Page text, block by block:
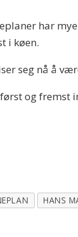
har
i køen.
seg nå å
og fremst
HANS